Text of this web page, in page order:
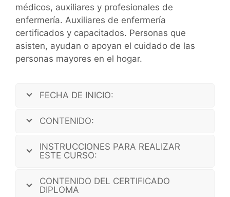
médicos, auxiliares y profesionales de
enfermería. Auxiliares de enfermería
certificados y capacitados. Personas que
asisten, ayudan o apoyan el cuidado de las
personas mayores en el hogar.
FECHA DE INICIO:
CONTENIDO:
INSTRUCCIONES PARA REALIZAR
ESTE CURSO:
CONTENIDO DEL CERTIFICADO
DIPLOMA